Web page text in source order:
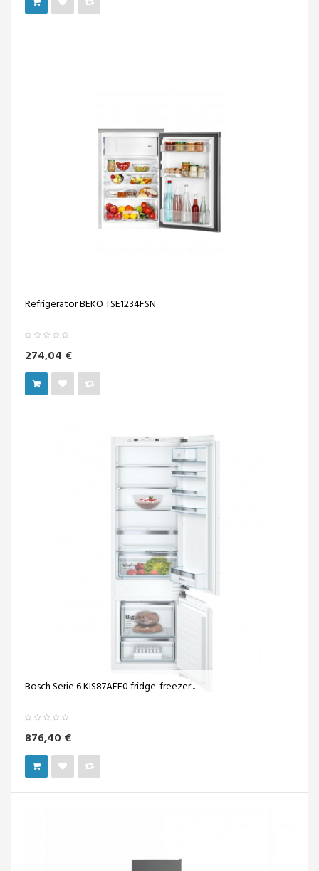
Refrigerator BEKO TSE1234FSN
274,04 €
Bosch Serie 6 KIS87AFE0 fridge-freezer...
876,40 €